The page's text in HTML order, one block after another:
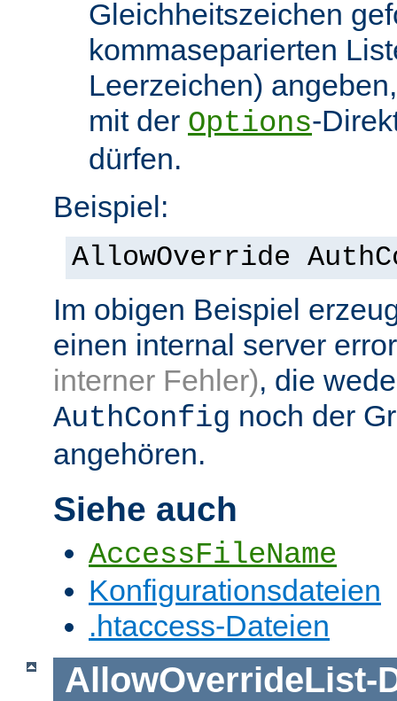
Gleichheitszeichen
kommaseparierten
Leerzeichen)
mit der Options-
dürfen.
Beispiel:
AllowOverride
Im obigen Beispiel
einen internal server
interner Fehler), die
AuthConfig noch der
angehören.
Siehe auch
AccessFileName
Konfigurationsdateien
.htaccess-Dateien
AllowOverrideList-